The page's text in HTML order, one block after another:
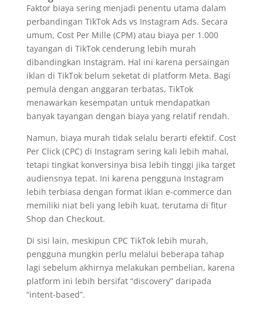
Faktor biaya sering menjadi penentu utama dalam
perbandingan TikTok Ads vs Instagram Ads. Secara
umum, Cost Per Mille (CPM) atau biaya per 1.000
tayangan di TikTok cenderung lebih murah
dibandingkan Instagram. Hal ini karena persaingan
iklan di TikTok belum seketat di platform Meta. Bagi
pemula dengan anggaran terbatas, TikTok
menawarkan kesempatan untuk mendapatkan
banyak tayangan dengan biaya yang relatif rendah.
Namun, biaya murah tidak selalu berarti efektif. Cost
Per Click (CPC) di Instagram sering kali lebih mahal,
tetapi tingkat konversinya bisa lebih tinggi jika target
audiensnya tepat. Ini karena pengguna Instagram
lebih terbiasa dengan format iklan e-commerce dan
memiliki niat beli yang lebih kuat, terutama di fitur
Shop dan Checkout.
Di sisi lain, meskipun CPC TikTok lebih murah,
pengguna mungkin perlu melalui beberapa tahap
lagi sebelum akhirnya melakukan pembelian, karena
platform ini lebih bersifat “discovery” daripada
“intent-based”.